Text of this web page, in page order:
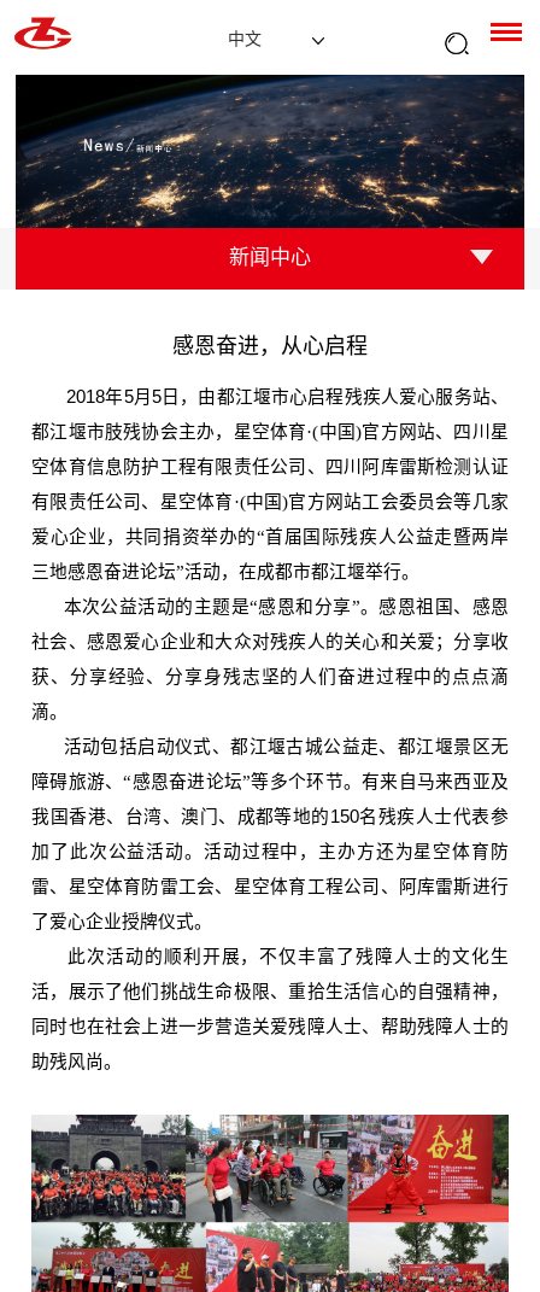
中文
新闻中心
感恩奋进，从心启程
2018年5月 5日，由都江堰市心启程残疾人爱心服务站、
都江堰市肢残协会主办，星空体育·(中国)官方网站、四川星
空体育信息防护工程有限责任公司、四川阿库雷斯检测认证
有限责任公司、星空体育·(中国)官方网站工会委员会等几家
爱心企业，共同捐资举办的“首届国际残疾人公益走暨两岸
三地感恩奋进论坛”活动，在成都市都江堰举行。
本次公益活动的主题是“感恩和分享”。感恩祖国、感恩
社会、感恩爱心企业和大众对残疾人的关心和关爱；分享收
获、分享经验、分享身残志坚的人们奋进过程中的点点滴
滴。
活动包括启动仪式、都江堰古城公益走、都江堰景区无
障碍旅游、“感恩奋进论坛”等多个环节。有来自马来西亚及
我国香港、台湾、澳门、成都等地的150名残疾人士代表参
加了此次公益活动。活动过程中，主办方还为星空体育防
雷、星空体育防雷工会、星空体育工程公司、阿库雷斯进行
了爱心企业授牌仪式。
此次活动的顺利开展，不仅丰富了残障人士的文化生
活，展示了他们挑战生命极限、重拾生活信心的自强精神，
同时也在社会上进一步营造关爱残障人士、帮助残障人士的
助残风尚。